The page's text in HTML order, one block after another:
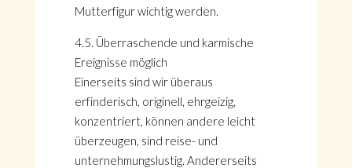
Mutterfigur wichtig werden.
4.5. Überraschende und karmische
Ereignisse möglich
Einerseits sind wir überaus
erfinderisch, originell, ehrgeizig,
konzentriert, können andere leicht
überzeugen, sind reise- und
unternehmungslustig. Andererseits